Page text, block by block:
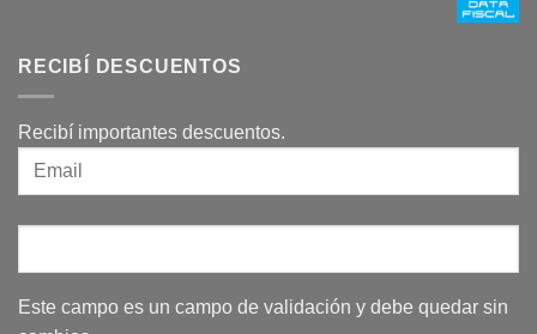
RECIBÍ DESCUENTOS
Recibí importantes descuentos.
Este campo es un campo de validación y debe quedar sin